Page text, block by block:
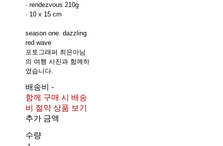
· rendezvous 210g
· 10 x 15 cm
season one. dazzling
red wave
포토그래퍼 최은아님
의 여행 사진과 함께하
였습니다.
배송비-
함께 구매 시 배송
비 절약 상품 보기
추가 금액
수량